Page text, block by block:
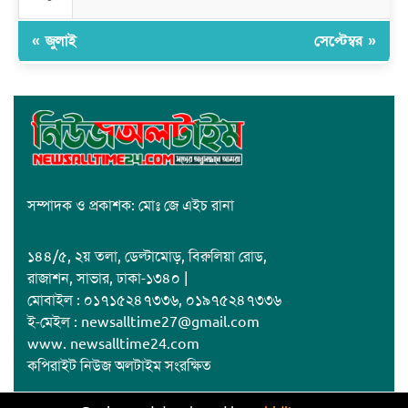
« জুলাই সেপ্টেম্বর »
সম্পাদক ও প্রকাশক: মোঃ জে এইচ রানা
১৪৪/৫, ২য় তলা, ডেল্টামোড়, বিরুলিয়া রোড,
রাজাশন, সাভার, ঢাকা-১৩৪০ |
মোবাইল : ০১৭১৫২৪৭৩৩৬, ০১৯৭৫২৪৭৩৩৬
ই-মেইল : newsalltime27@gmail.com
www. newsalltime24.com
কপিরাইট নিউজ অলটাইম সংরক্ষিত